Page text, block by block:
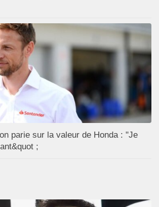
parie sur la valeur de Honda : "Je
;